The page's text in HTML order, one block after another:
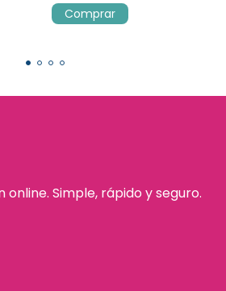
Comprar
online. Simple, rápido y seguro.